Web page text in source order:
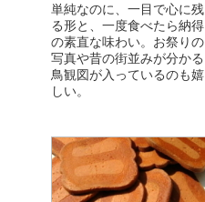
単純なのに、一目で心に残
る形と、一度食べたら納得
の素直な味わい。お祭りの
写真や昔の街並みが分かる
鳥観図が入っているのも嬉
しい。